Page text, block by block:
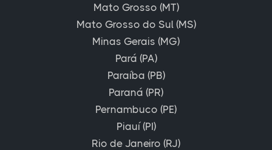
Mato Grosso (MT)
Mato Grosso do Sul (MS)
Minas Gerais (MG)
Pará (PA)
Paraíba (PB)
Paraná (PR)
Pernambuco (PE)
Piauí (PI)
Rio de Janeiro (RJ)